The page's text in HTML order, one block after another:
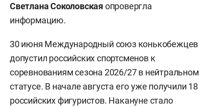
Светлана Соколовская опровергла
информацию.
30 июня Международный союз конькобежцев
допустил российских спортсменов к
соревнованиям сезона 2026/27 в нейтральном
статусе. В начале августа его уже получили 18
российских фигуристов. Накануне стало